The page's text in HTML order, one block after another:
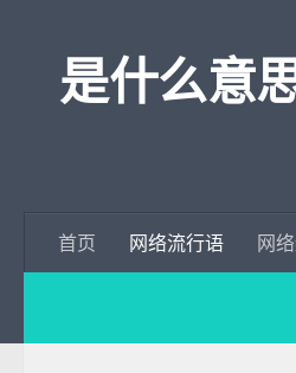
是什么意
首页 网络流行语 网